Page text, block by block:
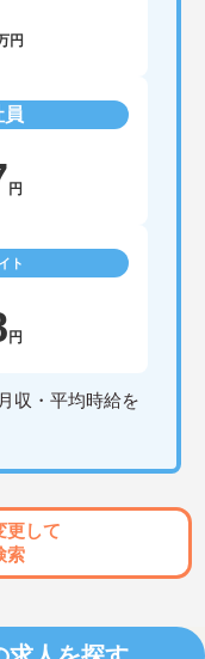
円
員
円
ト
円
収・平均時給を
更して
索